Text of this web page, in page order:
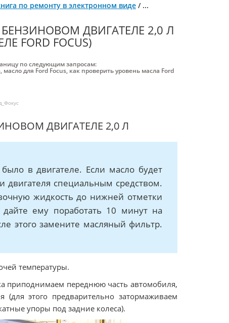
по ремонту в электронном виде / ...
ДВИГАТЕЛЕ 2,0 Л
FORD FOCUS)
по следующим запросам:
, масло для Ford Focus, как проверить уровень масла Ford
ДВИГАТЕЛЕ 2,0 Л
в двигателе. Если масло будет
двигателя специальным средством.
жидкость до нижней отметки
дайте ему поработать 10 минут на
этого замените масляный фильтр.
температуры.
приподнимаем переднюю часть автомобиля,
этого предварительно затормаживаем
упоры под задние колеса).